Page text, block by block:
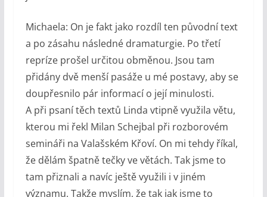
Michaela: On je fakt jako rozdíl ten původní text
a po zásahu následné dramaturgie. Po třetí
repríze prošel určitou obměnou. Jsou tam
přidány dvě menší pasáže u mé postavy, aby se
doupřesnilo pár informací o její minulosti.
A při psaní těch textů Linda vtipně využila větu,
kterou mi řekl Milan Schejbal při rozborovém
semináři na Valašském Křoví. On mi tehdy říkal,
že dělám špatně tečky ve větách. Tak jsme to
tam přiznali a navíc ještě využili i v jiném
významu. Takže myslím, že tak jak jsme to